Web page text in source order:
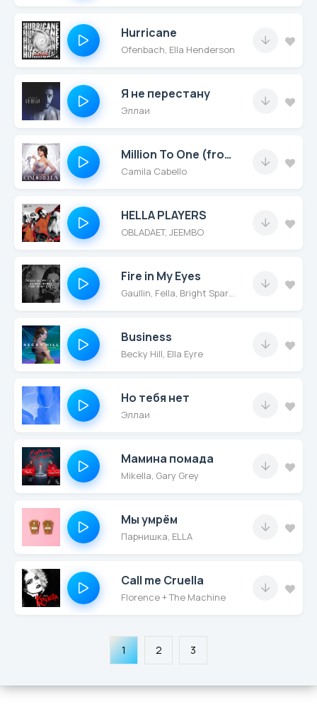
Hurricane
Ofenbach, Ella Henderson
Я не перестану
Эллаи
Million To One (from the Amazon Original Movie "Cinderella")
Camila Cabello
HELLA PLAYERS
OBLADAET, JEEMBO
Fire in My Eyes
Gaullin, Fella, Bright Sparks
Business
Becky Hill, Ella Eyre
Но тебя нет
Эллаи
Мамина помада
Mikella, Gary Grey
Мы умрём
Парнишка, ELLA
Call me Cruella
Florence + The Machine
1 2 3